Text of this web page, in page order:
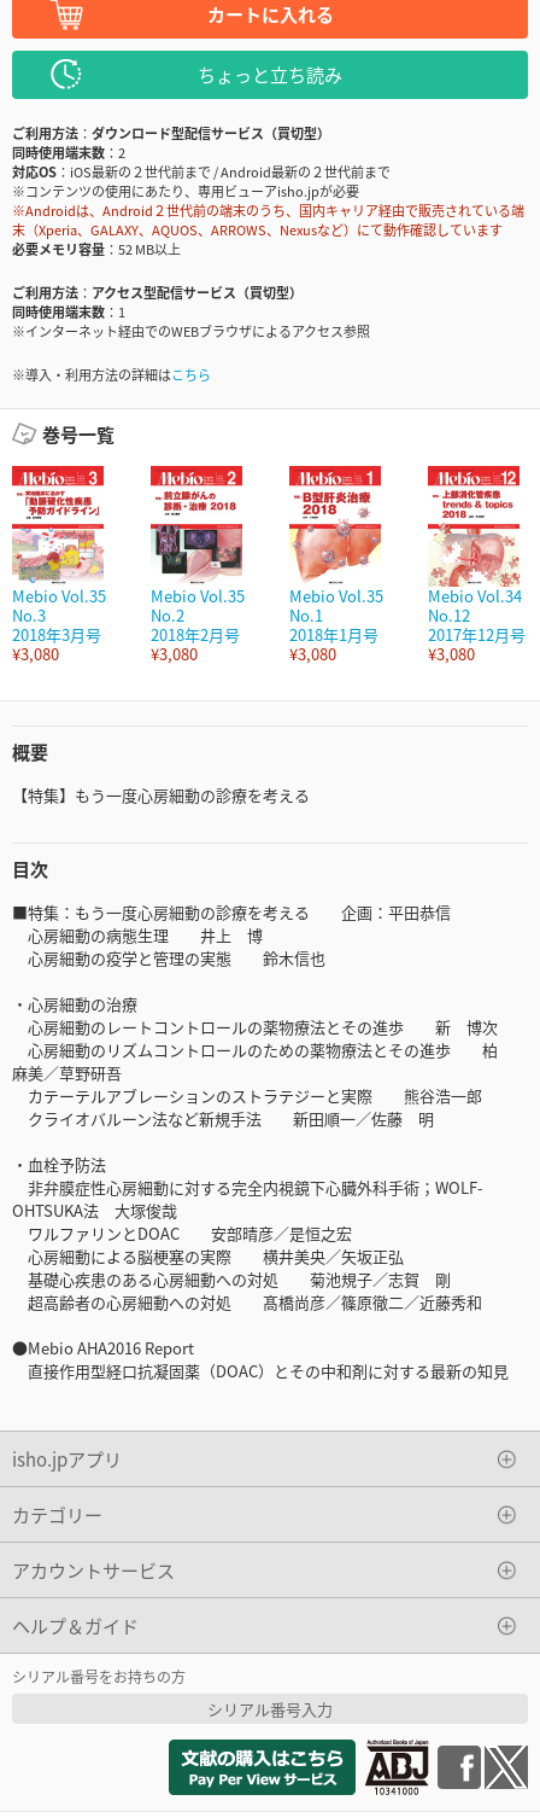
カートに入れる
ちょっと立ち読み
ご利用方法
ダウンロード型配信サービス（買切型）
同時使用端末数
2
対応OS
iOS最新の２世代前まで / Android最新の２世代前まで
※コンテンツの使用にあたり、専用ビューアisho.jpが必要
※Androidは、Android２世代前の端末のうち、国内キャリア経由で販売されている端
末（Xperia、GALAXY、AQUOS、ARROWS、Nexusなど）にて動作確認しています
必要メモリ容量
52 MB以上
ご利用方法
アクセス型配信サービス（買切型）
同時使用端末数
1
※インターネット経由でのWEBブラウザによるアクセス参照
※導入・利用方法の詳細はこちら
巻号一覧
Mebio Vol.35
No.3
2018年3月号
¥3,080
Mebio Vol.35
No.2
2018年2月号
¥3,080
Mebio Vol.35
No.1
2018年1月号
¥3,080
Mebio Vol.34
No.12
2017年12月号
¥3,080
概要
【特集】もう一度心房細動の診療を考える
目次
■特集：もう一度心房細動の診療を考える 企画：平田恭信
心房細動の病態生理 井上 博
心房細動の疫学と管理の実態 鈴木信也
・心房細動の治療
心房細動のレートコントロールの薬物療法とその進歩 新 博次
心房細動のリズムコントロールのための薬物療法とその進歩 柏
麻美／草野研吾
カテーテルアブレーションのストラテジーと実際 熊谷浩一郎
クライオバルーン法など新規手法 新田順一／佐藤 明
・血栓予防法
非弁膜症性心房細動に対する完全内視鏡下心臓外科手術；WOLF-
OHTSUKA法 大塚俊哉
ワルファリンとDOAC 安部晴彦／是恒之宏
心房細動による脳梗塞の実際 横井美央／矢坂正弘
基礎心疾患のある心房細動への対処 菊池規子／志賀 剛
超高齢者の心房細動への対処 髙橋尚彦／篠原徹二／近藤秀和
●Mebio AHA2016 Report
直接作用型経口抗凝固薬（DOAC）とその中和剤に対する最新の知見
isho.jpアプリ
カテゴリー
アカウントサービス
ヘルプ＆ガイド
シリアル番号をお持ちの方
シリアル番号入力